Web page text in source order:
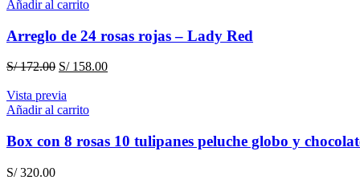
Añadir al carrito
Arreglo de 24 rosas rojas – Lady Red
S/172.00 El
original
era:
S/158.00El
Vista previa
Añadir al carrito
Box con 8 rosas 10 tulipanes peluche globo y
S/320.00